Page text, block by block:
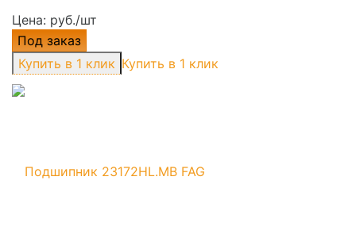
Цена: руб./шт
Под заказ
Купить в 1 клик